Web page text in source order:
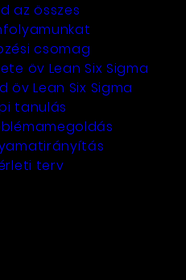
az összes
csomag
öv Lean Six Sigma
öv Lean Six Sigma
tanulás
terv